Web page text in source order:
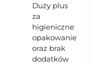
Duży plus
za
higieniczne
opakowanie
oraz brak
dodatków